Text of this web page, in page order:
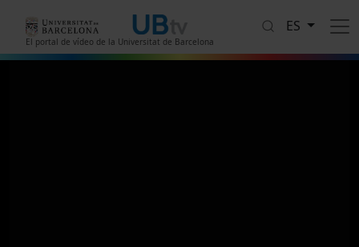
El portal de vídeo de la Universitat de Barcelona
ES